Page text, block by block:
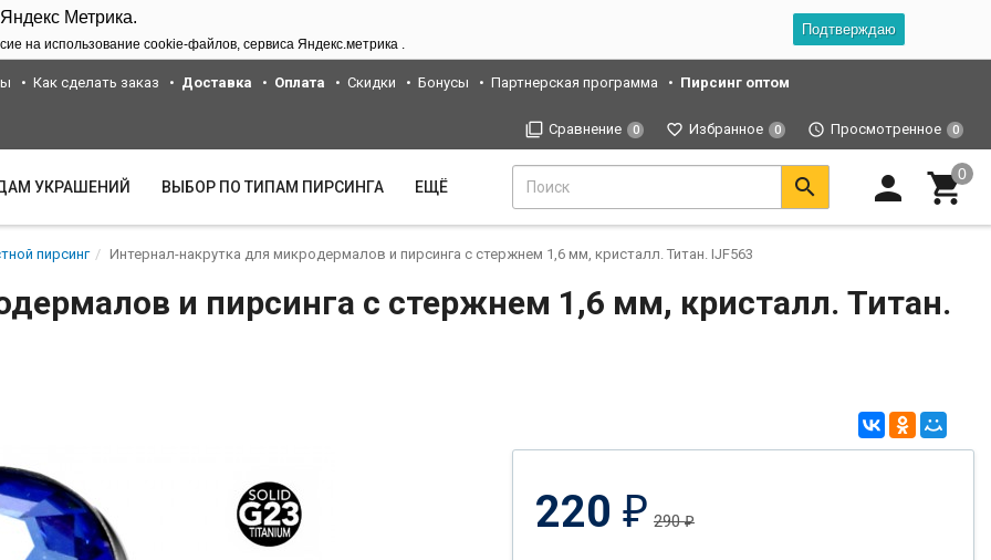
Метрика.
на использование cookie-файлов, сервиса Яндекс.метрика .
Подтверждаю
Как сделать заказ Доставка Оплата Скидки Бонусы Партнерская программа Пирсинг оптом
Сравнение 0 Избранное 0 Просмотренное 0
УКРАШЕНИЙ ВЫБОР ПО ТИПАМ ПИРСИНГА ЕЩЁ
пирсинг Интернал-накрутка для микродермалов и пирсинга с стержнем 1,6 мм, кристалл. Титан. IJF563
и пирсинга с стержнем 1,6 мм, кристалл. Титан.
220 ₽ 290₽